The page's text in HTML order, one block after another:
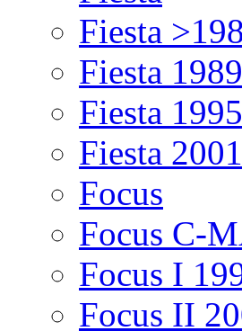
Fiesta
Fiesta
Fiesta
Fiesta
Focus
Focus C-
Focus I
Focus II